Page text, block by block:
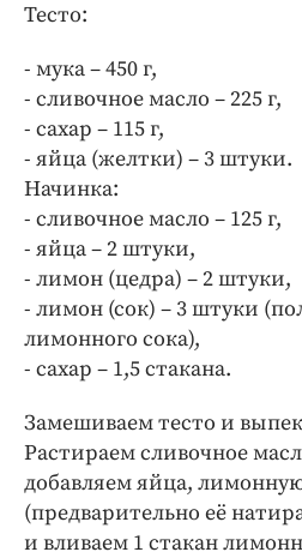
Тесто:
- мука – 450 г,
- сливочное масло – 225 г,
- сахар – 115 г,
- яйца (желтки) – 3 штуки.
Начинка:
- сливочное масло – 125 г,
- яйца – 2 штуки,
- лимон (цедра) – 2 штуки,
- лимон (сок) – 3 штуки
лимонного сока),
- сахар – 1,5 стакана.
Замешиваем тесто и
Растираем сливочное
добавляем яйца,
(предварительно её
и вливаем 1 стакан